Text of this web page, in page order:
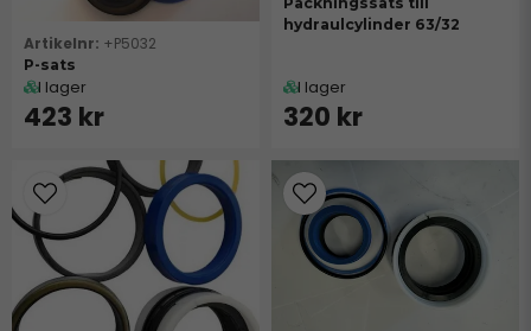
+P5032
P-sats
I lager
423 kr
hydraulcylinder 63/32
I lager
320 kr